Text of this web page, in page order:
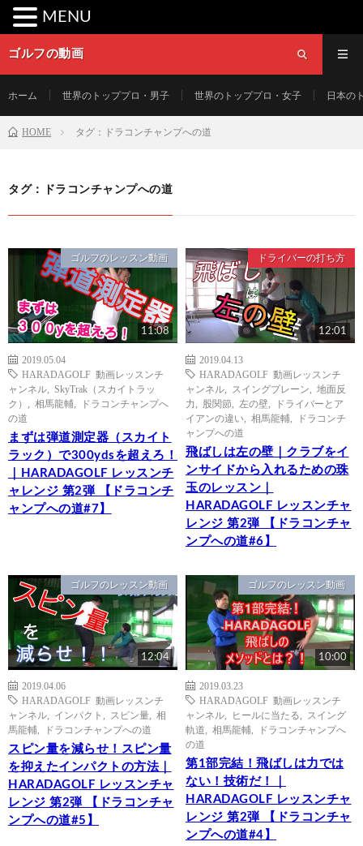
ゴルフの動画
ホーム 世界のトッププロ・男子 世界のトッププロ・女子 日本の
HOME タグ：ドラコンチャンプへの道
タグ：ドラコンチャンプへの道
ゴルフのレッスン動画
11:08
2019.05.04
HARADAGOLF 動画レッスンチ
ャンネル
SkyTrak（スカイトラッ
ク）
相馬龍輔
ドラコンチャンプへ
の道
まずは弾道測定器（スカイト
ラック）で300ydsを超えろ！
｜HARADAGOLF レッスンチ
ャレンジ 第2弾 【ドラコンチ
ャンプへの道#7】
ドライバーの打ち方
12:01
2019.04.13
HARADAGOLF 動画レッスンチ
ャンネル
スイングプレーン
地面反
力
股関節 左の壁
ドライバーとア
イアンの違い
相馬龍輔
ドラコンチ
ャンプへの道
飛ばしは左の壁｜クラブをイ
ンサイドから入れるための珠
玉のレッスン｜
HARADAGOLF レッスンチャ
レンジ 第2弾 【ドラコンチャ
ンプへの道#6】
ゴルフのレッスン動画
12:04
2019.04.06
HARADAGOLF 動画レッスンチ
ャンネル
インパクト スピン量
相
馬龍輔
ドラコンチャンプへの道
スピン量を減らせ！スピン量
を抑えたインパクトの方法｜
HARADAGOLF レッスンチャ
レンジ 第2弾 【ドラコンチャ
ンプへの道#5】
ゴルフのレッスン動画
10:00
2019.03.23
HARADAGOLF 動画レッスンチ
ャンネル
ヒールに当たる
スイング
軌道
相馬龍輔
ドラコンチャンプへ
の道
第1部完結！飛ばしは力では
ない！技術だ！｜
HARADAGOLF レッスンチャ
レンジ 第2弾 【ドラコンチャ
ンプへの道#4】
MENU